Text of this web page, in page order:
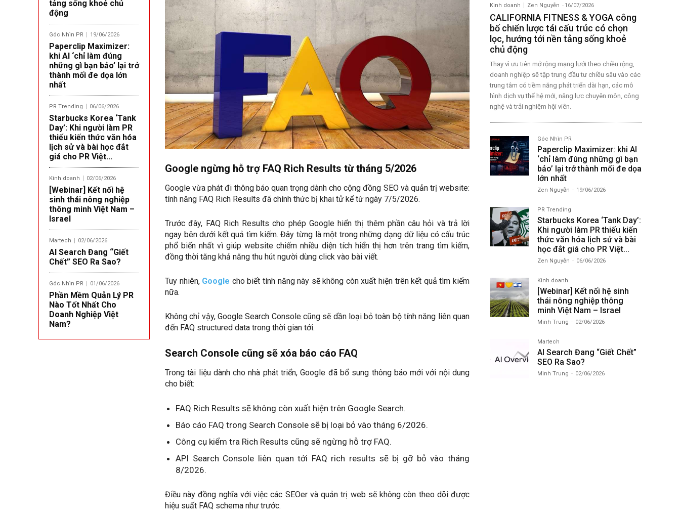
tảng sống khoẻ chủ
động
Góc Nhìn PR 19/06/2026
Paperclip Maximizer:
khi AI ‘chỉ làm đúng
những gì bạn bảo’ lại trở
thành mối đe dọa lớn
nhất
PR Trending 06/06/2026
Starbucks Korea ‘Tank
Day’: Khi người làm PR
thiếu kiến thức văn hóa
lịch sử và bài học đắt
giá cho PR Việt...
Kinh doanh 02/06/2026
[Webinar] Kết nối hệ
sinh thái nông nghiệp
thông minh Việt Nam –
Israel
Martech 02/06/2026
AI Search Đang “Giết
Chết” SEO Ra Sao?
Góc Nhìn PR 01/06/2026
Phần Mềm Quản Lý PR
Nào Tốt Nhất Cho
Doanh Nghiệp Việt
Nam?
Google ngừng hỗ trợ FAQ Rich Results từ tháng 5/2026
Google vừa phát đi thông báo quan trọng dành cho cộng đồng SEO và quản trị website:
tính năng FAQ Rich Results đã chính thức bị khai tử kể từ ngày 7/5/2026.
Trước đây, FAQ Rich Results cho phép Google hiển thị thêm phần câu hỏi và trả lời
ngay bên dưới kết quả tìm kiếm. Đây từng là một trong những dạng dữ liệu có cấu trúc
phổ biến nhất vì giúp website chiếm nhiều diện tích hiển thị hơn trên trang tìm kiếm,
đồng thời tăng khả năng thu hút người dùng click vào bài viết.
Tuy nhiên, Google cho biết tính năng này sẽ không còn xuất hiện trên kết quả tìm kiếm
nữa.
Không chỉ vậy, Google Search Console cũng sẽ dần loại bỏ toàn bộ tính năng liên quan
đến FAQ structured data trong thời gian tới.
Search Console cũng sẽ xóa báo cáo FAQ
Trong tài liệu dành cho nhà phát triển, Google đã bổ sung thông báo mới với nội dung
cho biết:
FAQ Rich Results sẽ không còn xuất hiện trên Google Search.
Báo cáo FAQ trong Search Console sẽ bị loại bỏ vào tháng 6/2026.
Công cụ kiểm tra Rich Results cũng sẽ ngừng hỗ trợ FAQ.
API Search Console liên quan tới FAQ rich results sẽ bị gỡ bỏ vào tháng
8/2026.
Điều này đồng nghĩa với việc các SEOer và quản trị web sẽ không còn theo dõi được
hiệu suất FAQ schema như trước.
Kinh doanh Zen Nguyễn - 16/07/2026
CALIFORNIA FITNESS & YOGA công
bố chiến lược tái cấu trúc có chọn
lọc, hướng tới nền tảng sống khoẻ
chủ động
Thay vì ưu tiên mở rộng mạng lưới theo chiều rộng,
doanh nghiệp sẽ tập trung đầu tư chiều sâu vào các
trung tâm có tiềm năng phát triển dài hạn, các mô
hình dịch vụ thế hệ mới, năng lực chuyên môn, công
nghệ và trải nghiệm hội viên.
Góc Nhìn PR
Paperclip Maximizer: khi AI
‘chỉ làm đúng những gì bạn
bảo’ lại trở thành mối đe dọa
lớn nhất
Zen Nguyễn - 19/06/2026
PR Trending
Starbucks Korea ‘Tank Day’:
Khi người làm PR thiếu kiến
thức văn hóa lịch sử và bài
học đắt giá cho PR Việt...
Zen Nguyễn - 06/06/2026
Kinh doanh
[Webinar] Kết nối hệ sinh
thái nông nghiệp thông
minh Việt Nam – Israel
Minh Trung - 02/06/2026
Martech
AI Search Đang “Giết Chết”
SEO Ra Sao?
Minh Trung - 02/06/2026